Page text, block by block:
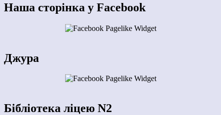
Наша сторінка у Facebook
Джура
Бібліотека ліцею N2